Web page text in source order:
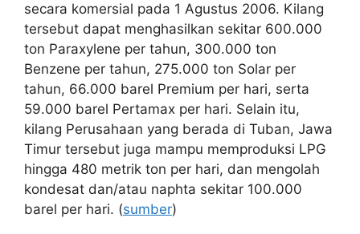
secara komersial pada 1 Agustus 2006. Kilang
tersebut dapat menghasilkan sekitar 600.000
ton Paraxylene per tahun, 300.000 ton
Benzene per tahun, 275.000 ton Solar per
tahun, 66.000 barel Premium per hari, serta
59.000 barel Pertamax per hari. Selain itu,
kilang Perusahaan yang berada di Tuban, Jawa
Timur tersebut juga mampu memproduksi LPG
hingga 480 metrik ton per hari, dan mengolah
kondesat dan/atau naphta sekitar 100.000
barel per hari. (sumber)